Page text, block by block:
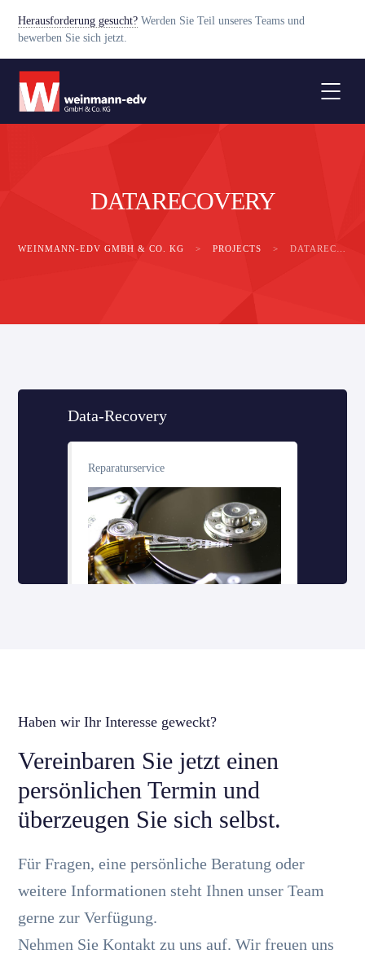
Herausforderung gesucht? Werden Sie Teil unseres Teams und
bewerben Sie sich jetzt.
DATARECOVERY
WEINMANN-EDV GMBH & CO. KG > PROJECTS > DATARECOVERY
Reparaturservice
Data-Recovery
Haben wir Ihr Interesse geweckt?
Vereinbaren Sie jetzt einen
persönlichen Termin und
überzeugen Sie sich selbst.
Für Fragen, eine persönliche Beratung oder
weitere Informationen steht Ihnen unser Team
gerne zur Verfügung.
Nehmen Sie Kontakt zu uns auf. Wir freuen uns